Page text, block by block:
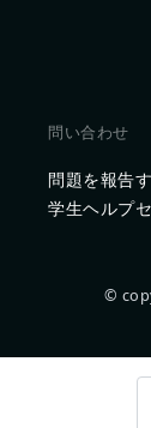
問い合わせ
問題を報告
学生ヘルプ
©